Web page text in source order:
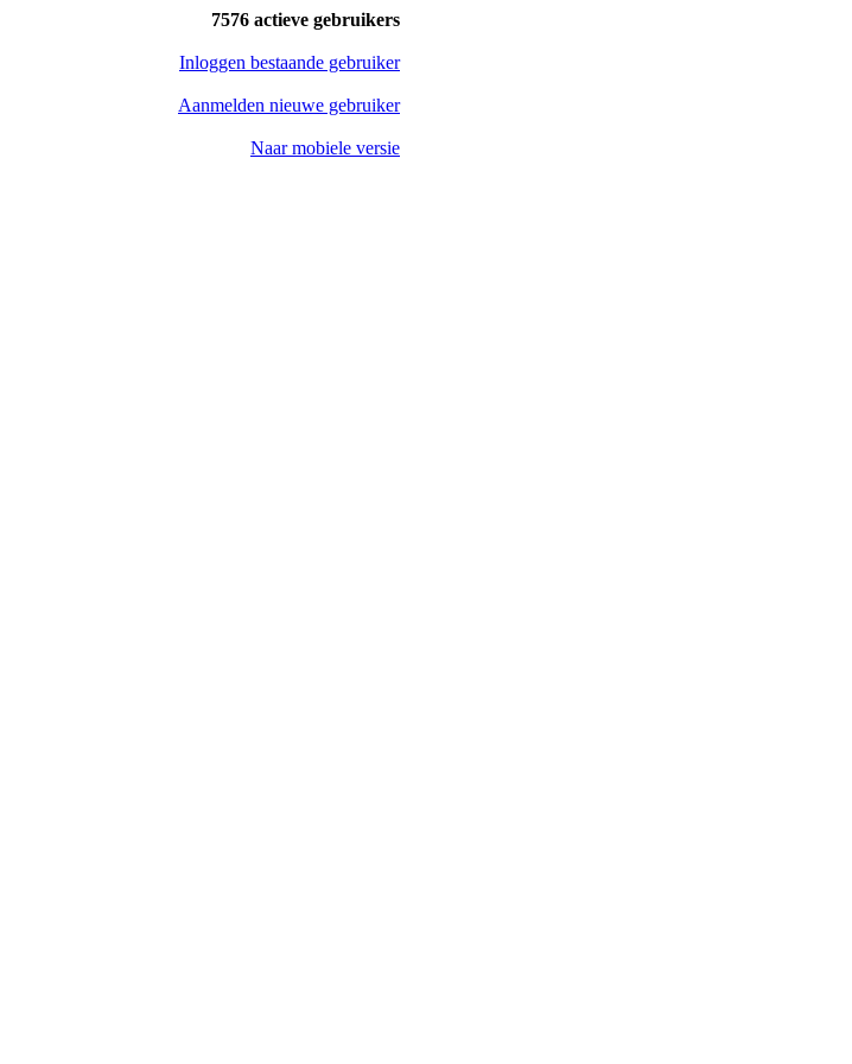
7576 actieve gebruikers
Inloggen bestaande gebruiker
Aanmelden nieuwe gebruiker
Naar mobiele versie